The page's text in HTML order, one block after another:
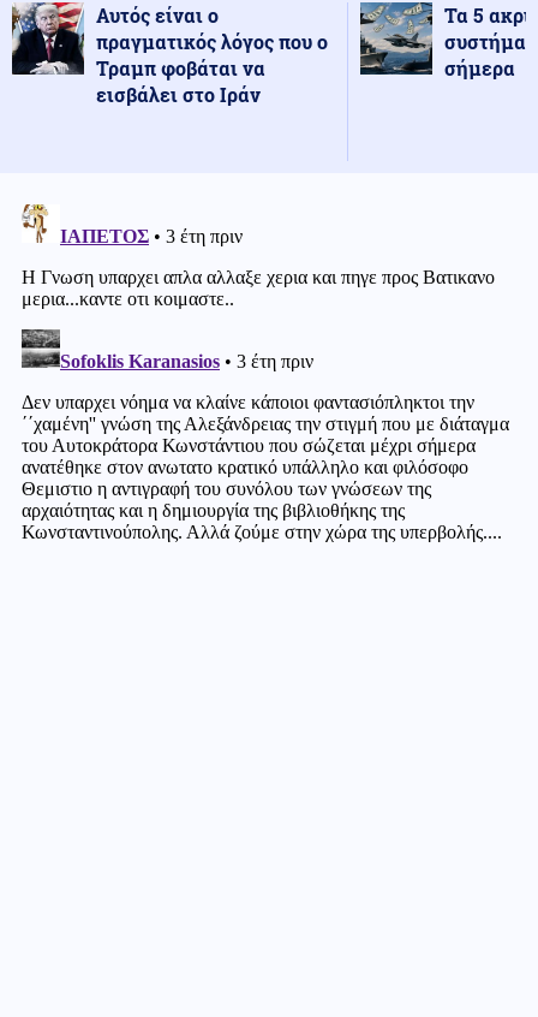
Αυτός είναι ο
πραγματικός λόγος που ο
Τραμπ φοβάται να
εισβάλει στο Ιράν
Τα 5
σήμερα